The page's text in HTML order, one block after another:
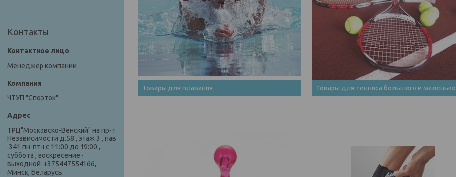
Товары для плавания Товары для тенниса большого и
Контакты
Менеджер компании
ЧТУП "Спорток"
ТРЦ"Московско-Венский" на пр-т
Независимости д.58 , этаж 3 , пав
.341 пн-птн с 11:00 до 19:00 ,
суббота , воскресение -
выходной. +375447554166,
Минск, Беларусь